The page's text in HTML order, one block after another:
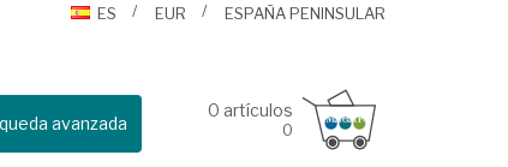
ES
EUR ESPAÑA PENINSULAR
avanzada
0 artículos
0